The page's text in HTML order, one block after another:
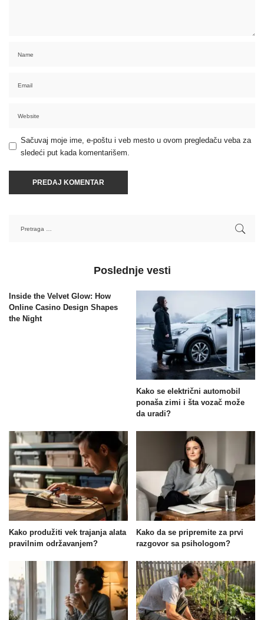
Sačuvaj moje ime, e-poštu i veb mesto u ovom pregledaču veba za
sledeći put kada komentarišem.
Poslednje vesti
Inside the Velvet Glow: How
Online Casino Design Shapes
the Night
Kako se električni automobil
ponaša zimi i šta vozač može
da uradi?
Kako produžiti vek trajanja alata
pravilnim održavanjem?
Kako da se pripremite za prvi
razgovor sa psihologom?